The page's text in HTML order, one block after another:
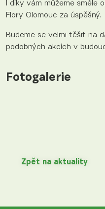
I díky vám můžeme směle
Flory Olomouc za úspěšný.
Budeme se velmi těšit na
podobných akcích v
Fotogalerie
Zpět na aktuality